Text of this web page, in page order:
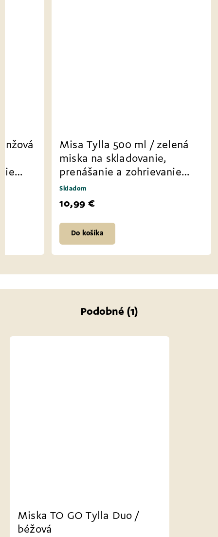
Misa Tylla 500 ml / zelená
miska na skladovanie,
prenášanie a zohrievanie
jedla
Skladom
10,99 €
Do košíka
Podobné (1)
Miska TO GO Tylla Duo /
béžová